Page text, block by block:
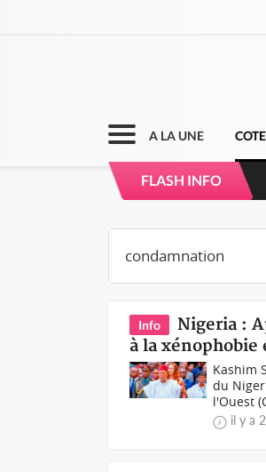
A LA UNE
FLASH INFO
Info
Nigeria :
à la
Kashim
du
l'Ouest
il y a